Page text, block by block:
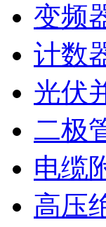
变频
计数
光伏
二极
电缆
高压